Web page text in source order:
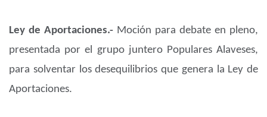
Ley de Aportaciones.- Moción para debate en pleno,
presentada por el grupo juntero Populares Alaveses,
para solventar los desequilibrios que genera la Ley de
Aportaciones.